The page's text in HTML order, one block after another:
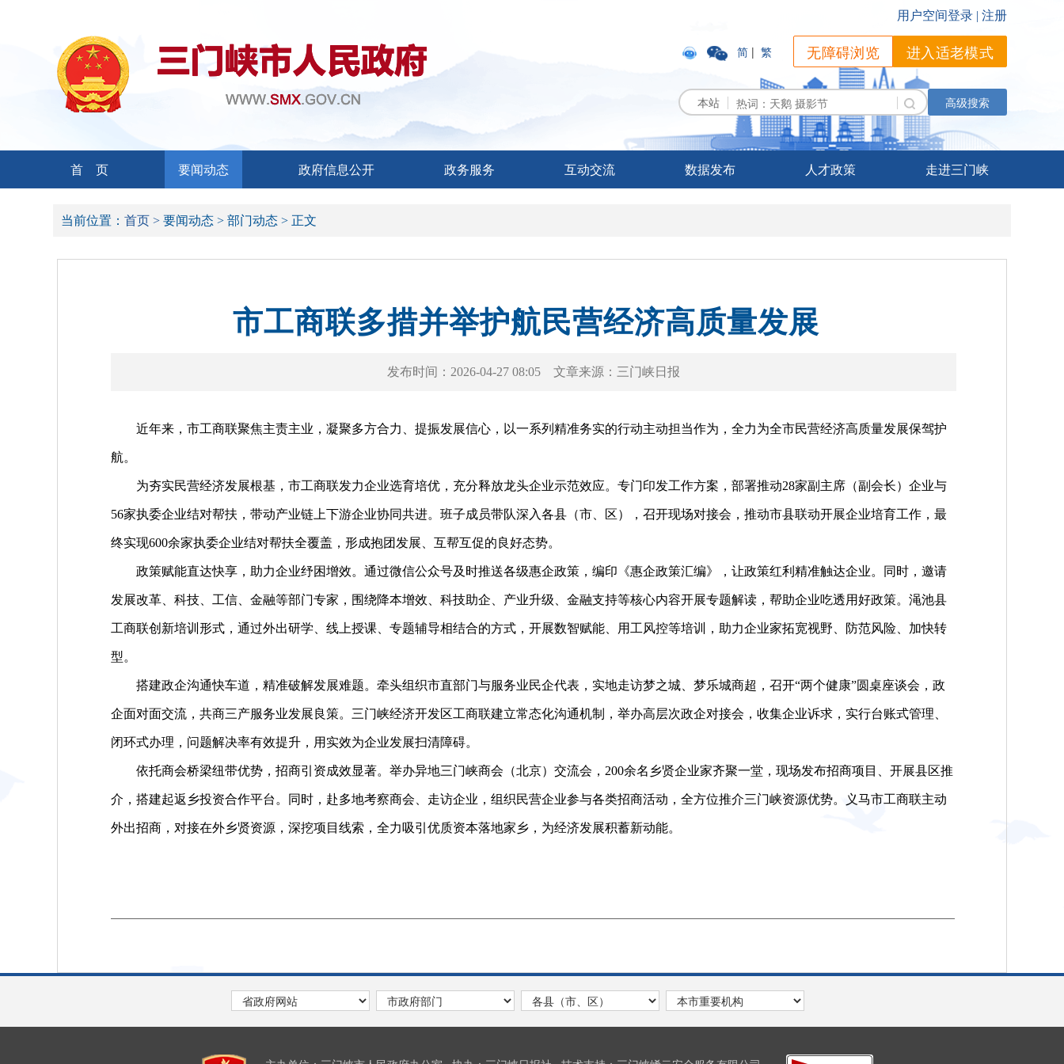
简 | 繁 无障碍浏览 进入适老模式
本站 高级搜索
首 页 要闻动态 政府信息公开 政务服务 互动交流 数据发布 人才政策 走进三门峡
当前位置： 首页 > 要闻动态 > 部门动态 > 正文
市工商联多措并举护航民营经济高质量发展
发布时间： 2026-04-27 08:05 文章来源： 三门峡日报
近年来，市工商联聚焦主责主业，凝聚多方合力、提振发展信心，以一系列精准务实的行动主动担当作为，全力为全市民营经济高质量发展保驾护
航。
为夯实民营经济发展根基，市工商联发力企业选育培优，充分释放龙头企业示范效应。专门印发工作方案，部署推动28家副主席（副会长）企业与
56家执委企业结对帮扶，带动产业链上下游企业协同共进。班子成员带队深入各县（市、区），召开现场对接会，推动市县联动开展企业培育工作，最
终实现600余家执委企业结对帮扶全覆盖，形成抱团发展、互帮互促的良好态势。
政策赋能直达快享，助力企业纾困增效。通过微信公众号及时推送各级惠企政策，编印《惠企政策汇编》，让政策红利精准触达企业。同时，邀请
发展改革、科技、工信、金融等部门专家，围绕降本增效、科技助企、产业升级、金融支持等核心内容开展专题解读，帮助企业吃透用好政策。渑池县
工商联创新培训形式，通过外出研学、线上授课、专题辅导相结合的方式，开展数智赋能、用工风控等培训，助力企业家拓宽视野、防范风险、加快转
型。
搭建政企沟通快车道，精准破解发展难题。牵头组织市直部门与服务业民企代表，实地走访梦之城、梦乐城商超，召开“两个健康”圆桌座谈会，政
企面对面交流，共商三产服务业发展良策。三门峡经济开发区工商联建立常态化沟通机制，举办高层次政企对接会，收集企业诉求，实行台账式管理、
闭环式办理，问题解决率有效提升，用实效为企业发展扫清障碍。
依托商会桥梁纽带优势，招商引资成效显著。举办异地三门峡商会（北京）交流会，200余名乡贤企业家齐聚一堂，现场发布招商项目、开展县区推
介，搭建起返乡投资合作平台。同时，赴多地考察商会、走访企业，组织民营企业参与各类招商活动，全方位推介三门峡资源优势。义马市工商联主动
外出招商，对接在外乡贤资源，深挖项目线索，全力吸引优质资本落地家乡，为经济发展积蓄新动能。